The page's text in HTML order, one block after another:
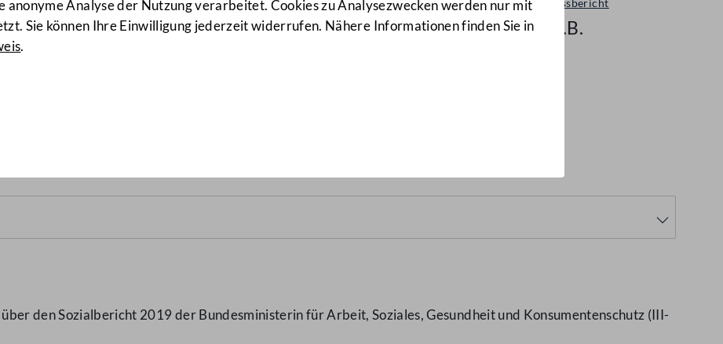
anonyme Analyse der Nutzung verarbeitet. Cookies zu Analysezwecken werden nur mit
Sie können Ihre Einwilligung jederzeit widerrufen. Nähere Informationen finden Sie in
.
Ausschussbericht
260 d.B.
den Sozialbericht 2019 der Bundesministerin für Arbeit, Soziales, Gesundheit und Konsumentenschutz (III-